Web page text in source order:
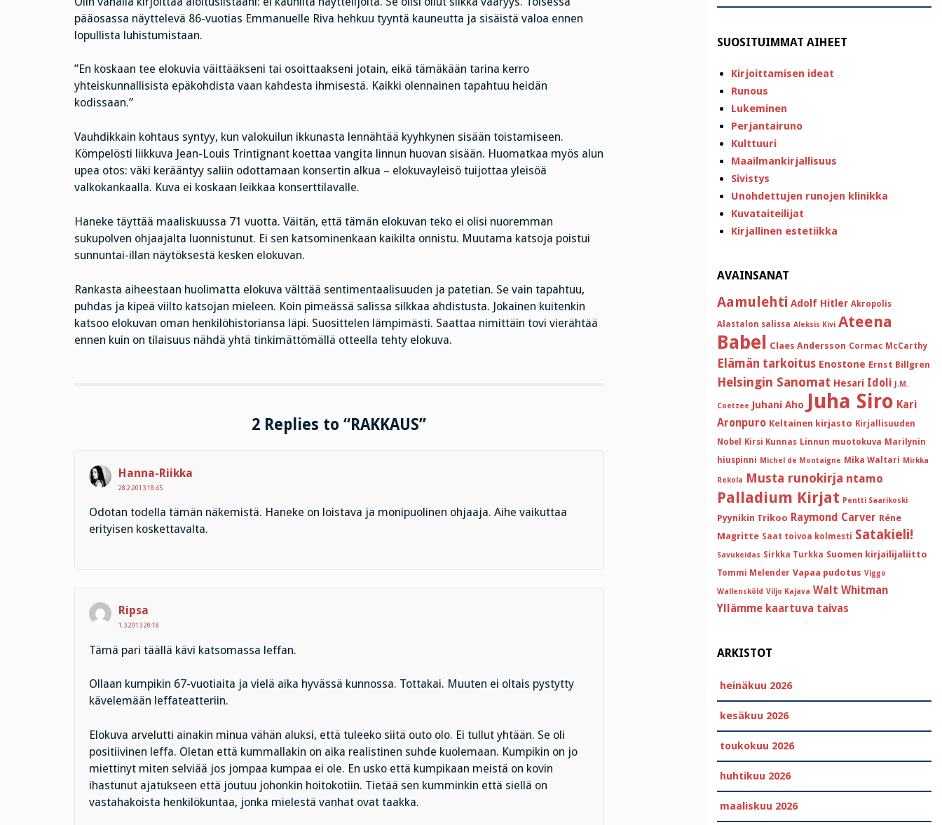
pääosassa näyttelevä 86-vuotias Emmanuelle Riva hehkuu tyyntä kauneutta ja sisäistä valoa ennen
lopullista luhistumistaan.
”En koskaan tee elokuvia väittääkseni tai osoittaakseni jotain, eikä tämäkään tarina kerro
yhteiskunnallisista epäkohdista vaan kahdesta ihmisestä. Kaikki olennainen tapahtuu heidän
kodissaan.”
Vauhdikkain kohtaus syntyy, kun valokuilun ikkunasta lennähtää kyyhkynen sisään toistamiseen.
Kömpelösti liikkuva Jean-Louis Trintignant koettaa vangita linnun huovan sisään. Huomatkaa myös alun
upea otos: väki kerääntyy saliin odottamaan konsertin alkua – elokuvayleisö tuijottaa yleisöä
valkokankaalla. Kuva ei koskaan leikkaa konserttilavalle.
Haneke täyttää maaliskuussa 71 vuotta. Väitän, että tämän elokuvan teko ei olisi nuoremman
sukupolven ohjaajalta luonnistunut. Ei sen katsominenkaan kaikilta onnistu. Muutama katsoja poistui
sunnuntai-illan näytöksestä kesken elokuvan.
Rankasta aiheestaan huolimatta elokuva välttää sentimentaalisuuden ja patetian. Se vain tapahtuu,
puhdas ja kipeä viilto katsojan mieleen. Koin pimeässä salissa silkkaa ahdistusta. Jokainen kuitenkin
katsoo elokuvan oman henkilöhistoriansa läpi. Suosittelen lämpimästi. Saattaa nimittäin tovi vierähtää
ennen kuin on tilaisuus nähdä yhtä tinkimättömällä otteella tehty elokuva.
2 Replies to “RAKKAUS”
Hanna-Riikka
28.2.2013 18:45
Odotan todella tämän näkemistä. Haneke on loistava ja monipuolinen ohjaaja. Aihe vaikuttaa
erityisen koskettavalta.
Ripsa
1.3.2013 20:18
Tämä pari täällä kävi katsomassa leffan.
Ollaan kumpikin 67-vuotiaita ja vielä aika hyvässä kunnossa. Tottakai. Muuten ei oltais pystytty
kävelemään leffateatteriin.
Elokuva arvelutti ainakin minua vähän aluksi, että tuleeko siitä outo olo. Ei tullut yhtään. Se oli
positiivinen leffa. Oletan että kummallakin on aika realistinen suhde kuolemaan. Kumpikin on jo
miettinyt miten selviää jos jompaa kumpaa ei ole. En usko että kumpikaan meistä on kovin
ihastunut ajatukseen että joutuu johonkin hoitokotiin. Tietää sen kumminkin että siellä on
vastahakoista henkilökuntaa, jonka mielestä vanhat ovat taakka.
SUOSITUIMMAT AIHEET
Kirjoittamisen ideat
Runous
Lukeminen
Perjantairuno
Kulttuuri
Maailmankirjallisuus
Sivistys
Unohdettujen runojen klinikka
Kuvataiteilijat
Kirjallinen estetiikka
AVAINSANAT
Aamulehti Adolf Hitler Akropolis
Alastalon salissa Aleksis Kivi Ateena
Babel Claes Andersson Cormac McCarthy
Elämän tarkoitus Enostone Ernst Billgren
Helsingin Sanomat Hesari Idoli J.M.
Coetzee Juhani Aho Juha Siro Kari
Aronpuro Keltainen kirjasto Kirjallisuuden
Nobel
Kirsi Kunnas Linnun muotokuva Marilynin
hiuspinni Michel de Montaigne Mika Waltari Mirkka
Rekola Musta runokirja ntamo
Palladium Kirjat Pentti Saarikoski
Pyynikin Trikoo Raymond Carver Réne
Magritte Saat toivoa kolmesti Satakieli!
Savukeidas Sirkka Turkka Suomen kirjailijaliitto
Tommi Melender Vapaa pudotus Viggo
Wallensköld Viljo Kajava Walt Whitman
Yllämme kaartuva taivas
ARKISTOT
heinäkuu 2026
kesäkuu 2026
toukokuu 2026
huhtikuu 2026
maaliskuu 2026